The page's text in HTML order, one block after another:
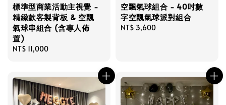
標準型商業活動主視覺 -
精緻款客製背板 & 空飄
氣球串組合 (含專人佈
置)
Regular
NT$ 11,000
空飄氣球組合 - 40吋數
字空飄氣球派對組合
Regular
NT$ 3,600